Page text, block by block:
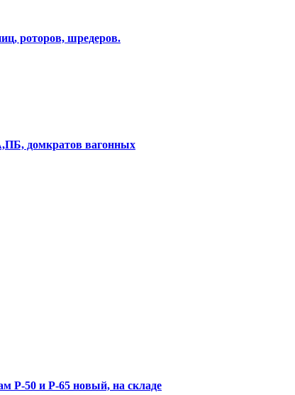
роторов, шредеров.
домкратов вагонных
Р-50 и Р-65 новый, на складе